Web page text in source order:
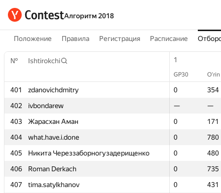
Алгоритм 2018
Положение Правила Регистрация Расписание
№ Ishtirokchi 1
GP30 O‘rin
401 zdanovichdmitry 0
354
402
ivbondarew —
—
403
Жарасхан Аман 0
171
404
what.have.i.done 0
780
405
Никита Череззаборногузадерищенко 0
480
406
Roman Derkach 0
735
407
tima.satylkhanov 0
431
№ Ishtirokchi 1
GP30 O‘rin
401 zdanovichdmitry 0
354
402
ivbondarew —
—
403
Жарасхан Аман 0
171
404
what.have.i.done 0
780
405
Никита Череззаборногузадерищенко 0
480
406
Roman Derkach 0
735
407
tima.satylkhanov 0
431